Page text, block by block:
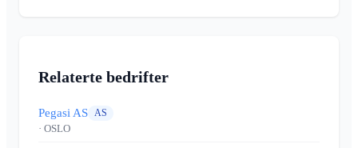
Relaterte bedrifter
Pegasi AS AS
· OSLO